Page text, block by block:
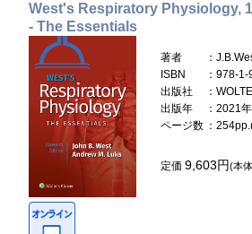
West's Respiratory Physiology,
- The Essentials
著者
：
ISBN
：978-
出版社
：
出版年
：2021年
ページ数 ：
定価9,603円(本